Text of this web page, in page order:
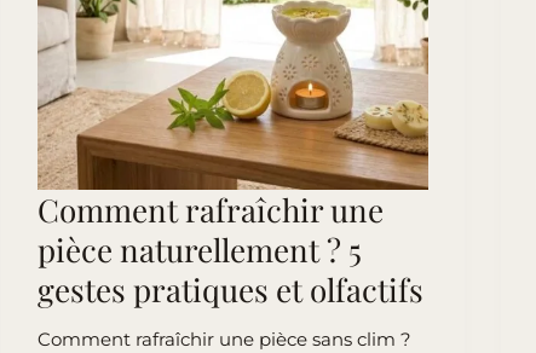
Comment rafraîchir une
pièce naturellement ? 5
gestes pratiques et olfactifs
Comment rafraîchir une pièce sans clim ?